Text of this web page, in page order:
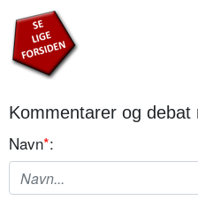
Kommentarer og
Navn*: